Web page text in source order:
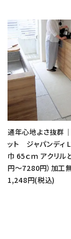
通年心地よさ抜群
ット ジャパンディ
巾 65ｃｍ アクリル
円～7280円）加工
1,248円(税込)